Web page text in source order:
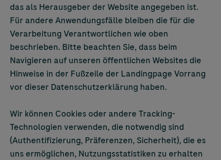
das als Herausgeber der Website angegeben ist.
Für andere Anwendungsfälle bleiben die für die
Verarbeitung Verantwortlichen wie oben
beschrieben. Bitte beachten Sie, dass beim
Navigieren auf unseren öffentlichen Websites die
Hinweise in der Fußzeile der Landingpage Vorrang
vor dieser Datenschutzerklärung haben.
Wir können Cookies oder andere Tracking-
Technologien verwenden, die notwendig sind
(Authentifizierung, Präferenzen, Sicherheit), die es
uns ermöglichen, Nutzungsstatistiken zu erhalten